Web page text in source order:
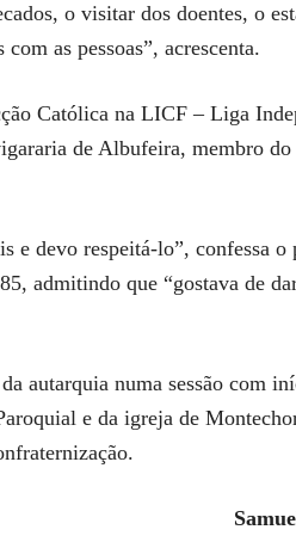
o visitar dos doentes, o
as pessoas”, acrescenta.
Católica na LICF – Liga
de Albufeira, membro do
e devo respeitá-lo”, confessa o
admitindo que “gostava de
autarquia numa sessão com
e da igreja de